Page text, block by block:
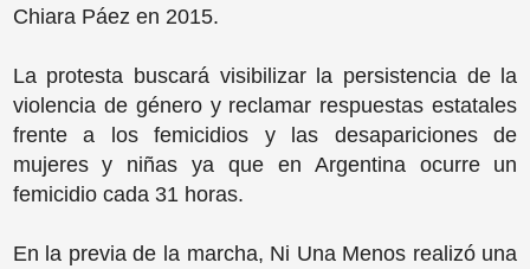
Chiara Páez en 2015.
La protesta buscará visibilizar la persistencia de la
violencia de género y reclamar respuestas estatales
frente a los femicidios y las desapariciones de
mujeres y niñas ya que en Argentina ocurre un
femicidio cada 31 horas.
En la previa de la marcha, Ni Una Menos realizó una